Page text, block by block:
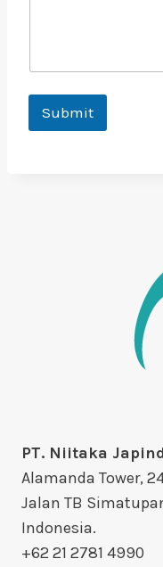
Submit
PT. Niitaka
Alamanda Tower,
Jalan TB
Indonesia.
+62 21 2781 4990